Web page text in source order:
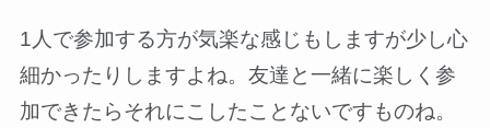
1人で参加する方が気楽な感じもしますが少し心
細かったりしますよね。友達と一緒に楽しく参
加できたらそれにこしたことないですものね。